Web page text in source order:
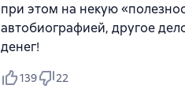
при этом на некую
автобиографией, другое
денег!
139 22